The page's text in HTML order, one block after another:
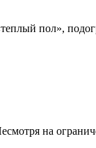
пол»,
на